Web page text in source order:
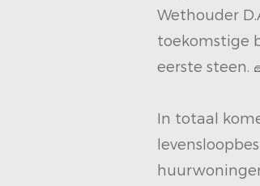
Wethouder
toekomstige
eerste steen.
In totaal